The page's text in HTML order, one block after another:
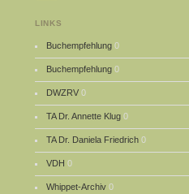
LINKS
Buchempfehlung 0
Buchempfehlung 0
DWZRV 0
TA Dr. Annette Klug 0
TA Dr. Daniela Friedrich 0
VDH 0
Whippet-Archiv 0